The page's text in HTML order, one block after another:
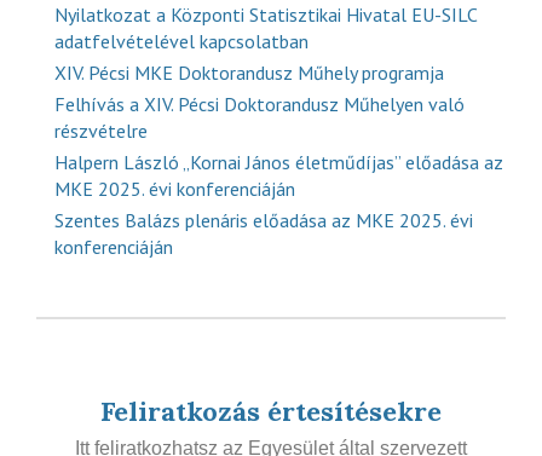
Nyilatkozat a Központi Statisztikai Hivatal EU-SILC
adatfelvételével kapcsolatban
XIV. Pécsi MKE Doktorandusz Műhely programja
Felhívás a XIV. Pécsi Doktorandusz Műhelyen való
részvételre
Halpern László „Kornai János életműdíjas” előadása az
MKE 2025. évi konferenciáján
Szentes Balázs plenáris előadása az MKE 2025. évi
konferenciáján
Feliratkozás értesítésekre
Itt feliratkozhatsz az Egyesület által szervezett